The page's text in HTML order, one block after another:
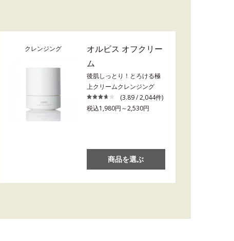
クレンジング
オルビス オフクリー
ム
後肌しっとり！とろける極
上クリームクレンジング
(3.89 / 2,044件)
税込1,980円～2,530円
商品を選ぶ